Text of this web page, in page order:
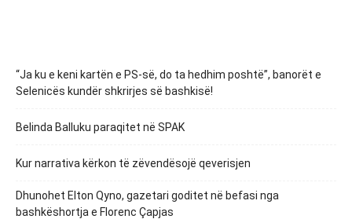
“Ja ku e keni kartën e PS-së, do ta hedhim poshtë”, banorët e
Selenicës kundër shkrirjes së bashkisë!
Belinda Balluku paraqitet në SPAK
Kur narrativa kërkon të zëvendësojë qeverisjen
Dhunohet Elton Qyno, gazetari goditet në befasi nga
bashkëshortja e Florenc Çapjas